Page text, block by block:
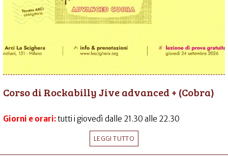
Corso di Rockabilly Jive advanced + (Cobra)
Giorni e orari:tutti i giovedì dalle 21.30 alle 22.30
LEGGI TUTTO